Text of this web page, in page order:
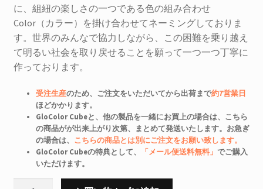
に、組紐の楽しさの一つである色の組み合わせ
Color（カラー）を掛け合わせてネーミングしておりま
す。世界のみんなで協力しながら、この困難を乗り越え
て明るい社会を取り戻せることを願って一つ一つ丁寧に
作っております。
受注生産のため、ご注文をいただいてから出荷まで約7営業日
ほどかかります。
GloColor Cubeと、他の製品を一緒にお買上の場合は、こちら
の商品がが出来上がり次第、まとめて発送いたします。お急ぎ
の場合は、 こちらの商品とは別にご注文をお願い致します。
GloColor Cubeの特典として、
「メール便送料無料」でご購入
いただけます。